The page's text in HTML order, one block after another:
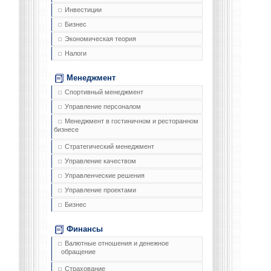
Инвестиции
Бизнес
Экономическая теория
Налоги
Менеджмент
Спортивный менеджмент
Управление персоналом
Менеджмент в гостиничном и ресторанном
бизнесе
Стратегический менеджмент
Управление качеством
Управленческие решения
Управление проектами
Бизнес
Финансы
Валютные отношения и денежное
обращение
Страхование